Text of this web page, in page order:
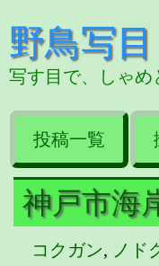
野鳥写目
写す目で、しゃめ
投稿一覧
神戸市海
コクガン, ノド